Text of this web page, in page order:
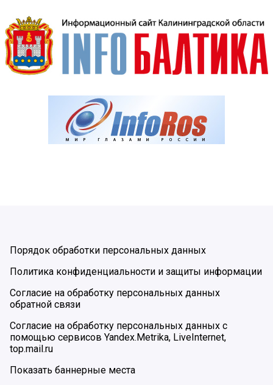
Порядок обработки персональных данных
Политика конфиденциальности и защиты информации
Согласие на обработку персональных данных
обратной связи
Согласие на обработку персональных данных с
помощью сервисов Yandex.Metrika, LiveInternet,
top.mail.ru
Показать баннерные места